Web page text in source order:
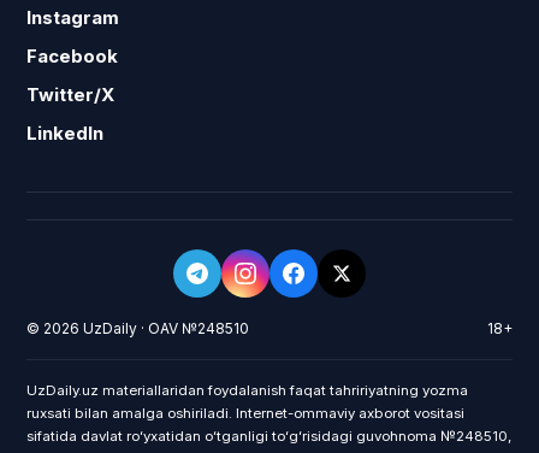
Instagram
Facebook
Twitter/X
LinkedIn
© 2026 UzDaily · OAV №248510 18+
UzDaily.uz materiallaridan foydalanish faqat tahririyatning yozma
ruxsati bilan amalga oshiriladi. Internet-ommaviy axborot vositasi
sifatida davlat roʻyxatidan oʻtganligi toʻgʻrisidagi guvohnoma №248510,